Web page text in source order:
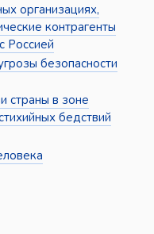
организациях,
контрагенты
Россией
безопасности
страны в зоне
бедствий